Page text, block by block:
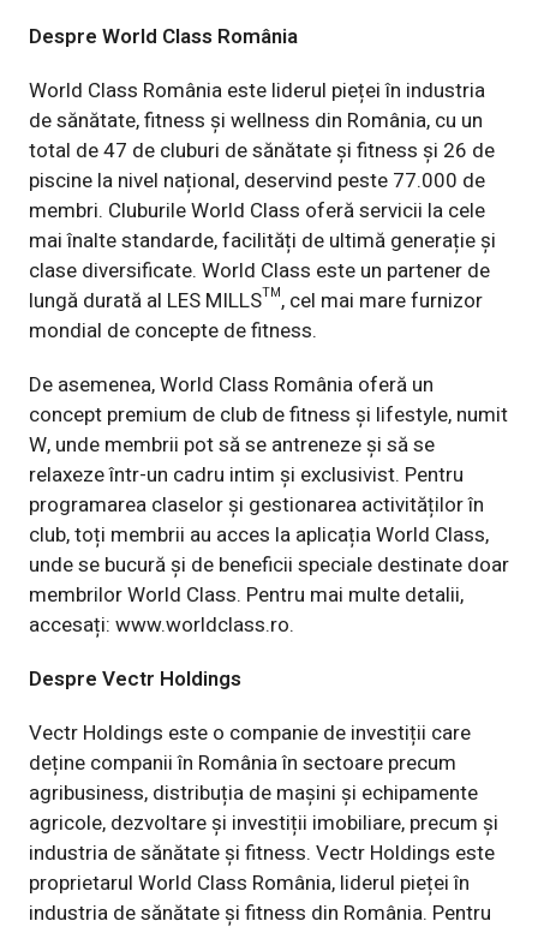
Despre World Class România
World Class România este liderul pieței în industria
de sănătate, fitness și wellness din România, cu un
total de 47 de cluburi de sănătate și fitness și 26 de
piscine la nivel național, deservind peste 77.000 de
membri. Cluburile World Class oferă servicii la cele
mai înalte standarde, facilități de ultimă generație și
clase diversificate. World Class este un partener de
lungă durată al LES MILLS™, cel mai mare furnizor
mondial de concepte de fitness.
De asemenea, World Class România oferă un
concept premium de club de fitness și lifestyle, numit
W, unde membrii pot să se antreneze și să se
relaxeze într-un cadru intim și exclusivist. Pentru
programarea claselor și gestionarea activităților în
club, toți membrii au acces la aplicația World Class,
unde se bucură și de beneficii speciale destinate doar
membrilor World Class. Pentru mai multe detalii,
accesați: www.worldclass.ro.
Despre Vectr Holdings
Vectr Holdings este o companie de investiții care
deține companii în România în sectoare precum
agribusiness, distribuția de mașini și echipamente
agricole, dezvoltare și investiții imobiliare, precum și
industria de sănătate și fitness. Vectr Holdings este
proprietarul World Class România, liderul pieței în
industria de sănătate și fitness din România. Pentru